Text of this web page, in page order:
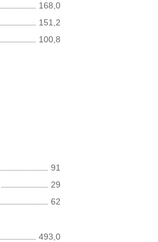
168,0
151,2
100,8
91
29
62
493,0